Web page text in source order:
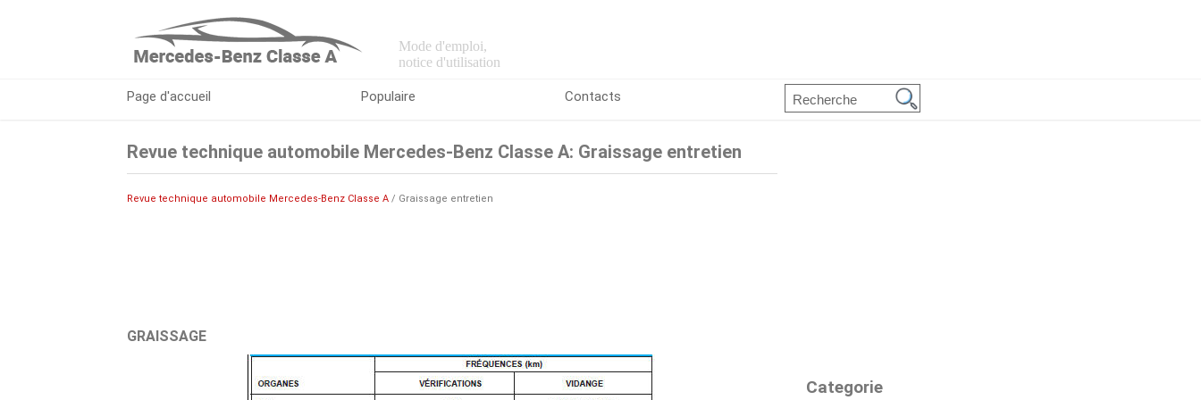
Mode d'emploi,
notice d'utilisation
Page d'accueil Populaire Contacts
Revue technique automobile Mercedes-Benz Classe A: Graissage entretien
Revue technique automobile Mercedes-Benz Classe A / Graissage entretien
GRAISSAGE
Categorie